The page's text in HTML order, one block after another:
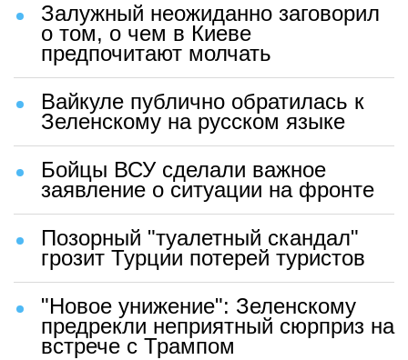
Залужный неожиданно заговорил
о том, о чем в Киеве
предпочитают молчать
Вайкуле публично обратилась к
Зеленскому на русском языке
Бойцы ВСУ сделали важное
заявление о ситуации на фронте
Позорный "туалетный скандал"
грозит Турции потерей туристов
"Новое унижение": Зеленскому
предрекли неприятный сюрприз на
встрече с Трампом